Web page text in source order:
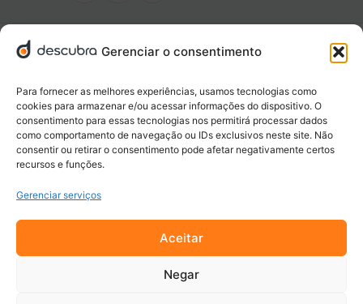
Gerenciar o consentimento
Para fornecer as melhores experiências, usamos tecnologias como
cookies para armazenar e/ou acessar informações do dispositivo. O
consentimento para essas tecnologias nos permitirá processar dados
como comportamento de navegação ou IDs exclusivos neste site. Não
consentir ou retirar o consentimento pode afetar negativamente certos
recursos e funções.
Gerenciar serviços
Aceitar
Negar
Conteúdo organizado
Negócios locais
Empresas, serviços, ofertas e novidades da sua cidade.
Eventos e oportunidades